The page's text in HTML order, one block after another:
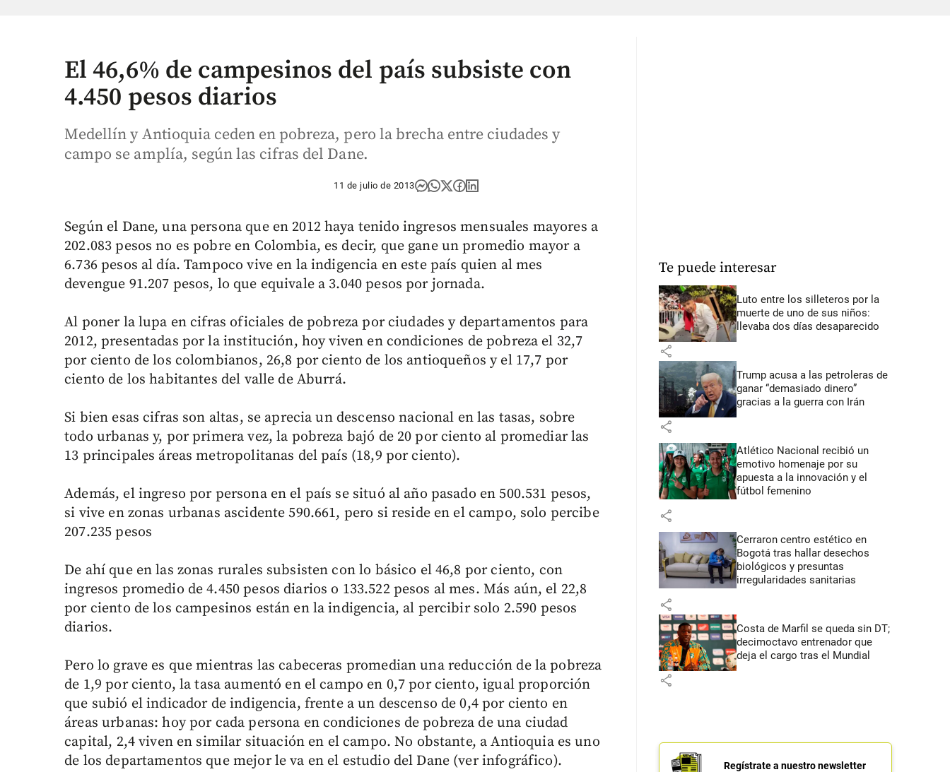
El 46,6% de campesinos del país subsiste con
4.450 pesos diarios
Medellín y Antioquia ceden en pobreza, pero la brecha entre ciudades y
campo se amplía, según las cifras del Dane.
11 de julio de 2013
Según el Dane, una persona que en 2012 haya tenido ingresos mensuales mayores a
202.083 pesos no es pobre en Colombia, es decir, que gane un promedio mayor a
6.736 pesos al día. Tampoco vive en la indigencia en este país quien al mes
devengue 91.207 pesos, lo que equivale a 3.040 pesos por jornada.
Al poner la lupa en cifras oficiales de pobreza por ciudades y departamentos para
2012, presentadas por la institución, hoy viven en condiciones de pobreza el 32,7
por ciento de los colombianos, 26,8 por ciento de los antioqueños y el 17,7 por
ciento de los habitantes del valle de Aburrá.
Si bien esas cifras son altas, se aprecia un descenso nacional en las tasas, sobre
todo urbanas y, por primera vez, la pobreza bajó de 20 por ciento al promediar las
13 principales áreas metropolitanas del país (18,9 por ciento).
Además, el ingreso por persona en el país se situó al año pasado en 500.531 pesos,
si vive en zonas urbanas ascidente 590.661, pero si reside en el campo, solo percibe
207.235 pesos
De ahí que en las zonas rurales subsisten con lo básico el 46,8 por ciento, con
ingresos promedio de 4.450 pesos diarios o 133.522 pesos al mes. Más aún, el 22,8
por ciento de los campesinos están en la indigencia, al percibir solo 2.590 pesos
diarios.
Pero lo grave es que mientras las cabeceras promedian una reducción de la pobreza
de 1,9 por ciento, la tasa aumentó en el campo en 0,7 por ciento, igual proporción
que subió el indicador de indigencia, frente a un descenso de 0,4 por ciento en
áreas urbanas: hoy por cada persona en condiciones de pobreza de una ciudad
capital, 2,4 viven en similar situación en el campo. No obstante, a Antioquia es uno
de los departamentos que mejor le va en el estudio del Dane (ver infográfico).
Te puede interesar
Luto entre los silleteros por la
muerte de uno de sus niños:
llevaba dos días desaparecido
share
Trump acusa a las petroleras de
ganar “demasiado dinero”
gracias a la guerra con Irán
share
Atlético Nacional recibió un
emotivo homenaje por su
apuesta a la innovación y el
fútbol femenino
share
Cerraron centro estético en
Bogotá tras hallar desechos
biológicos y presuntas
irregularidades sanitarias
share
Costa de Marfil se queda sin DT;
decimoctavo entrenador que
deja el cargo tras el Mundial
share
Regístrate a nuestro newsletter